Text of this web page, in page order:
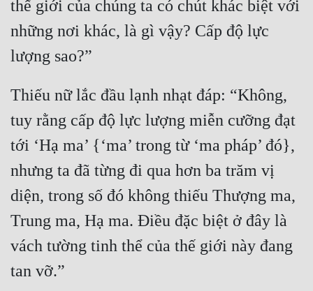
thế giới của chúng ta có chút khác biệt với
những nơi khác, là gì vậy? Cấp độ lực
Thiếu nữ lắc đầu lạnh nhạt đáp: “Không,
tuy rằng cấp độ lực lượng miễn cưỡng đạt
tới ‘Hạ ma’ {‘ma’ trong từ ‘ma pháp’ đó},
nhưng ta đã từng đi qua hơn ba trăm vị
diện, trong số đó không thiếu Thượng ma,
Trung ma, Hạ ma. Điều đặc biệt ở đây là
vách tường tinh thể của thế giới này đang